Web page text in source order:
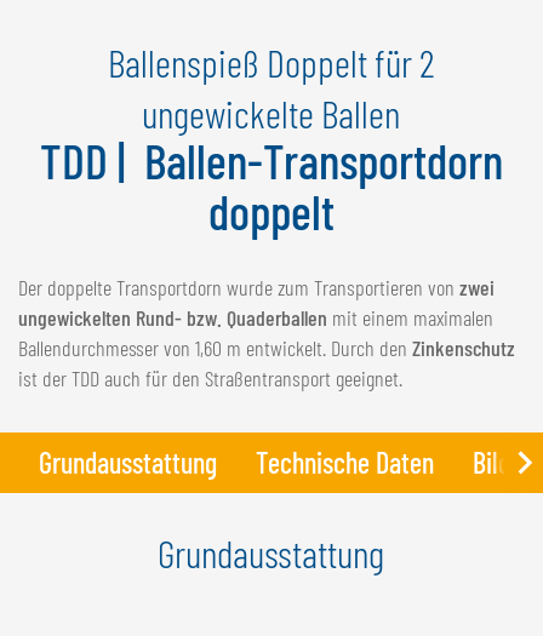
SCHWEIZ
GÖWEIL Schweiz
FRANÇAIS
Ballenspieß Doppelt für 2
ungewickelte Ballen
TDD | Ballen-Transportdorn
doppelt
Der doppelte Transportdorn wurde zum Transportieren von zwei
ungewickelten Rund- bzw. Quaderballen mit einem maximalen
Ballendurchmesser von 1,60 m entwickelt. Durch den Zinkenschutz
ist der TDD auch für den Straßentransport geeignet.
Grundausstattung Technische Daten Bilder
Grundausstattung